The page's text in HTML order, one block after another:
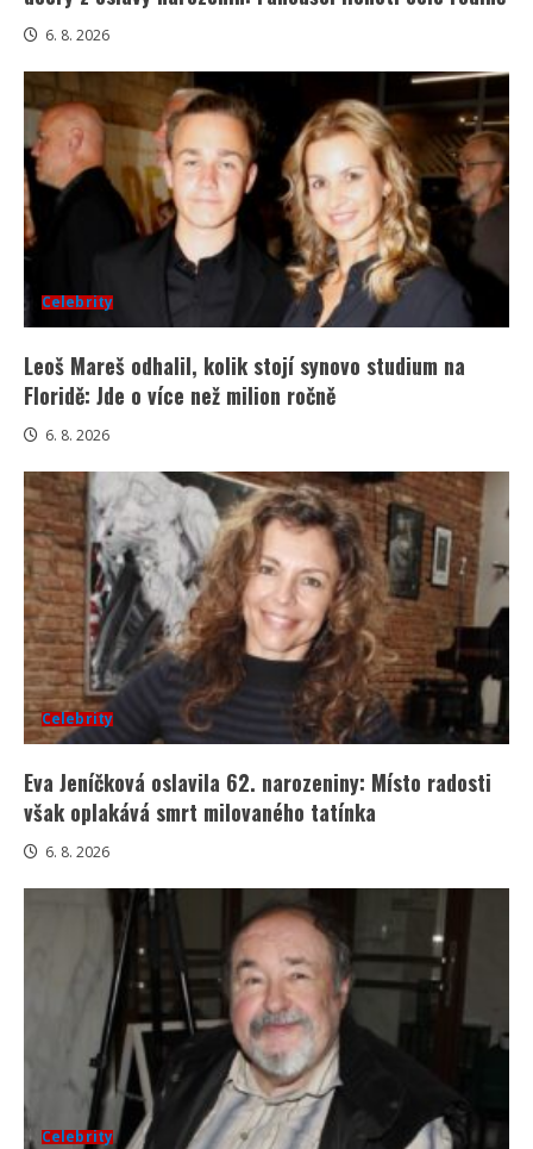
6. 8. 2026
Celebrity
Leoš Mareš odhalil, kolik stojí synovo studium na
Floridě: Jde o více než milion ročně
6. 8. 2026
Celebrity
Eva Jeníčková oslavila 62. narozeniny: Místo radosti
však oplakává smrt milovaného tatínka
6. 8. 2026
Celebrity